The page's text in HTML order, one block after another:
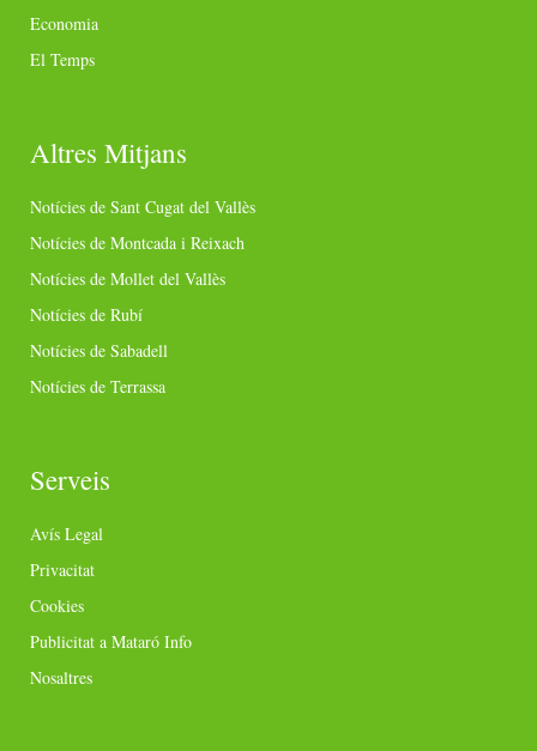
Economia
El Temps
Altres Mitjans
Notícies de Sant Cugat del Vallès
Notícies de Montcada i Reixach
Notícies de Mollet del Vallès
Notícies de Rubí
Notícies de Sabadell
Notícies de Terrassa
Serveis
Avís Legal
Privacitat
Cookies
Publicitat a Mataró Info
Nosaltres